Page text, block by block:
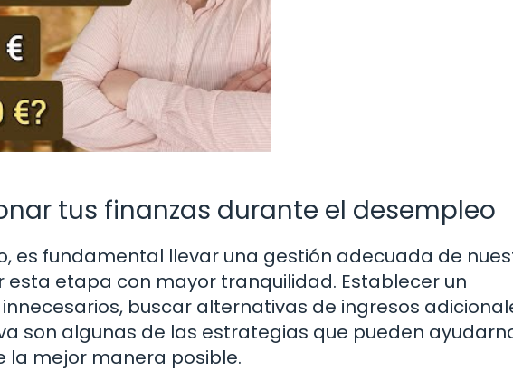
tus finanzas durante el desempleo
es fundamental llevar una gestión adecuada de
etapa con mayor tranquilidad. Establecer un
buscar alternativas de ingresos
son algunas de las estrategias que pueden
la mejor manera posible.